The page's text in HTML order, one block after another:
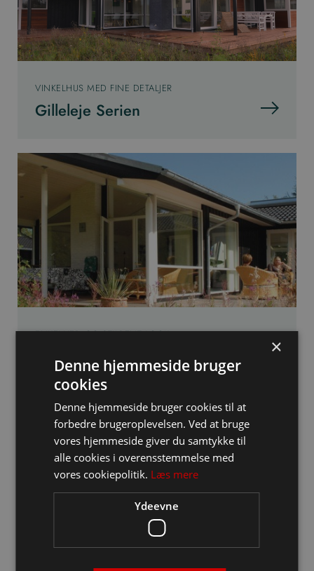
VINKELHUS MED FINE DETALJER
Gilleleje Serien
ENKELHED OG STILRENT LOOK
Rågeleje Serien ×
Denne hjemmeside bruger
cookies
Denne hjemmeside bruger cookies til at
forbedre brugeroplevelsen. Ved at bruge
vores hjemmeside giver du samtykke til
alle cookies i overensstemmelse med
vores cookiepolitik. Læs mere
Ydeevne